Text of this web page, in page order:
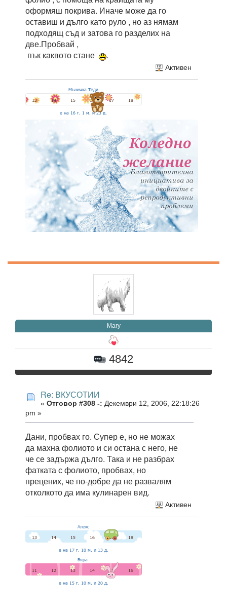
оформяш покрива. Иначе може да го
оставиш и дълго като руло , но аз нямам
подходящ съд и затова го разделих на
две.Пробвай ,
пък каквото стане
.
Активен
Mary
4842
Re: ВКУСОТИИ
« Отговор #308 -: Декември 12, 2006, 22:18:26
pm »
Дани, пробвах го. Супер е, но не можах
да махна фолиото и си остана с него, не
че се задържа дълго. Така и не разбрах
фатката с фолиото, пробвах, но
прецених, че по-добре да не развалям
отколкото да има кулинарен вид.
Активен